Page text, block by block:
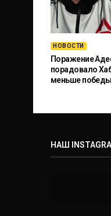
НОВОСТИ
Поражение
порадовало
меньше
НАШ